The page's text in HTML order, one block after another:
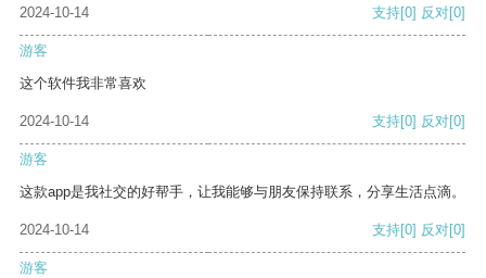
2024-10-14
支持[0] 反对[0]
游客
这个软件我非常喜欢
2024-10-14 支持[0] 反对[0]
游客
这款app是我社交的好帮手，让我能够与朋友保持联系，分享生活点滴。
2024-10-14 支持[0] 反对[0]
游客